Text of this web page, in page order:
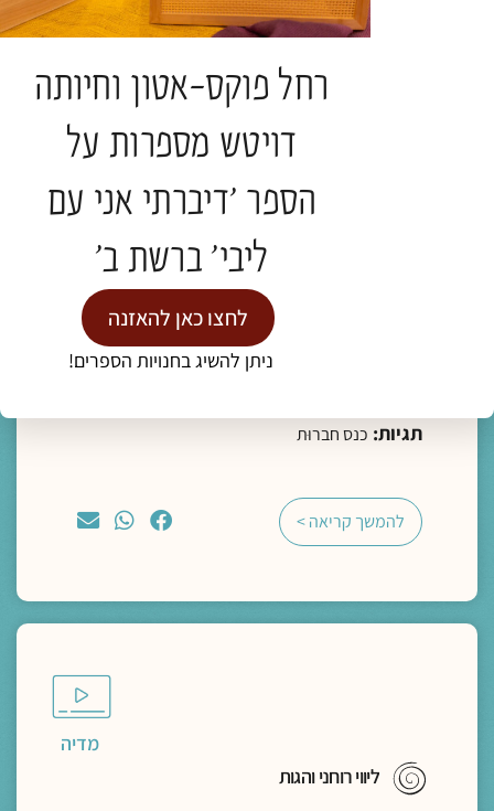
להמשך קריאה >
מדיה
בין חוסר אונים וחוסר ישע- היסודות הרוחניים של
תגיות: כנס חברוּת
להמשך קריאה >
מדיה
ליווי רוחני והגות
רחל פוקס-אטון וחיותה
דויטש מספרות על
הספר 'דיברתי אני עם
ליבי' ברשת ב'
לחצו כאן להאזנה
ניתן להשיג בחנויות הספרים!